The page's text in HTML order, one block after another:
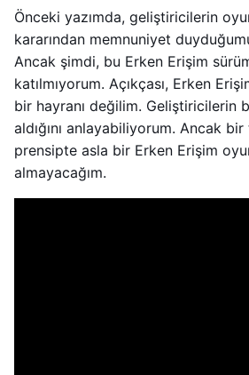
Önceki yazımda, geliştiricilerin
kararından memnuniyet
Ancak şimdi, bu Erken Erişim
katılmıyorum. Açıkçası, Erken
bir hayranı değilim. Geliştiricilerin
aldığını anlayabiliyorum. Ancak
prensipte asla bir Erken Erişim
almayacağım.